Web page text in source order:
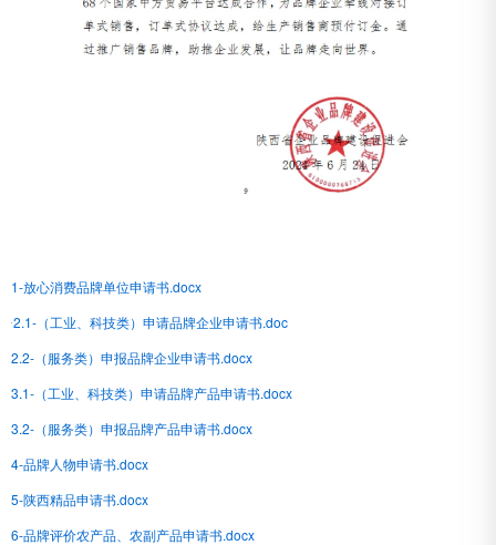
1-放心消费品牌单位申请书.docx
2.1-（工业、科技类）申请品牌企业申请书.doc
2.2-（服务类）申报品牌企业申请书.docx
3.1-（工业、科技类）申请品牌产品申请书.docx
3.2-（服务类）申报品牌产品申请书.docx
4-品牌人物申请书.docx
5-陕西精品申请书.docx
6-品牌评价农产品、农副产品申请书.docx